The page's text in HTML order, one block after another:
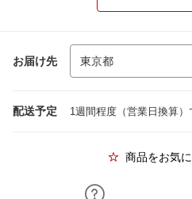
お届け先
配送予定 1週間程度（営業日換算
商品をお気